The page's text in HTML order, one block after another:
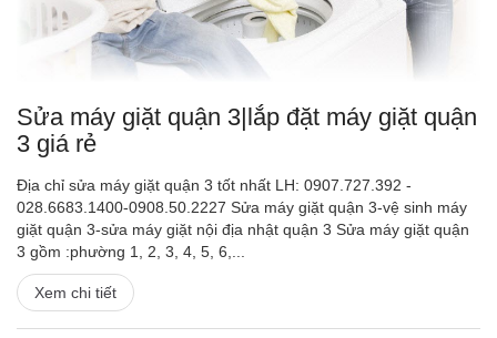
Sửa máy giặt quận 3|lắp đặt máy giặt quận
3 giá rẻ
Địa chỉ sửa máy giặt quận 3 tốt nhất LH: 0907.727.392 -
028.6683.1400-0908.50.2227 Sửa máy giặt quận 3-vệ sinh máy
giặt quận 3-sửa máy giặt nội địa nhật quận 3 Sửa máy giặt quận
3 gồm :phường 1, 2, 3, 4, 5, 6,...
Xem chi tiết